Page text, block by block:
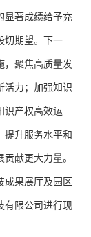
显著成绩给予充
切期望。下一
，聚焦高质量发
活力；加强知识
识产权高效运
提升服务水平和
献更大力量。
成果展厅及园区
有限公司进行现